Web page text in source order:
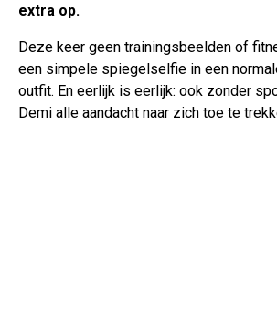
extra op.
Deze keer geen trainingsbeelden of
een simpele spiegelselfie in een
outfit. En eerlijk is eerlijk: ook zonder
Demi alle aandacht naar zich toe te